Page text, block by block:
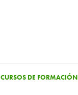
CURSOS DE FORMACIÓN